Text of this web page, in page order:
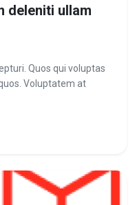
deleniti ullam
Quos qui voluptas
Voluptatem at